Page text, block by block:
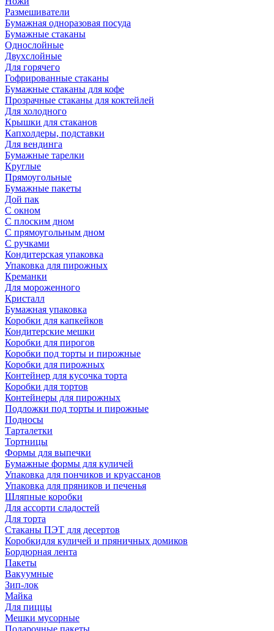
Размешиватели
Бумажная одноразовая посуда
Бумажные стаканы
Однослойные
Двухслойные
Для горячего
Гофрированные стаканы
Бумажные стаканы для кофе
Прозрачные стаканы для коктейлей
Для холодного
Крышки для стаканов
Капхолдеры, подставки
Для вендинга
Бумажные тарелки
Круглые
Прямоугольные
Бумажные пакеты
Дой пак
С окном
С плоским дном
С прямоугольным дном
С ручками
Кондитерская упаковка
Упаковка для пирожных
Креманки
Для мороженного
Кристалл
Бумажная упаковка
Коробки для капкейков
Кондитерские мешки
Коробки для пирогов
Коробки под торты и пирожные
Коробки для пирожных
Контейнер для кусочка торта
Коробки для тортов
Контейнеры для пирожных
Подложки под торты и пирожные
Подносы
Тарталетки
Тортницы
Формы для выпечки
Бумажные формы для куличей
Упаковка для пончиков и круассанов
Упаковка для пряников и печенья
Шляпные коробки
Для ассорти сладостей
Для торта
Стаканы ПЭТ для десертов
Коробкидля куличей и пряничных домиков
Бордюрная лента
Пакеты
Вакуумные
Зип-лок
Майка
Для пиццы
Мешки мусорные
Подарочные пакеты